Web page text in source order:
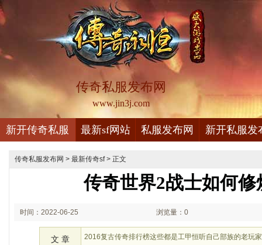
传奇私服发布网
www.jin3j.com
新开传奇私服 最新sf网站 私服发布网 新开私服发
传奇私服发布网 > 最新传奇sf> 正文
传奇世界2战士如何修
时间：2022-06-25 浏览量：0
文 章
2016复古传奇排行榜这些都是工甲恒听自己部族的老玩